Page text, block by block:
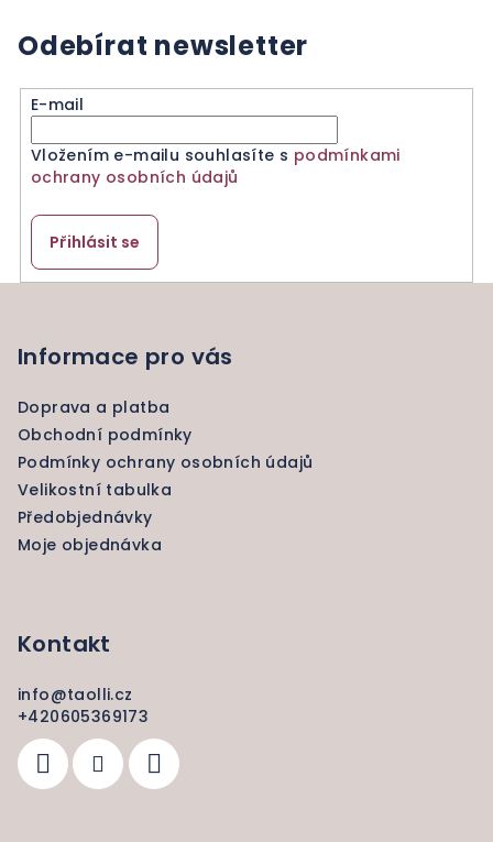
Odebírat newsletter
E-mail
Vložením e-mailu souhlasíte s podmínkami
ochrany osobních údajů
Přihlásit se
Informace pro vás
Doprava a platba
Obchodní podmínky
Podmínky ochrany osobních údajů
Velikostní tabulka
Předobjednávky
Moje objednávka
Kontakt
info@taolli.cz
+420605369173